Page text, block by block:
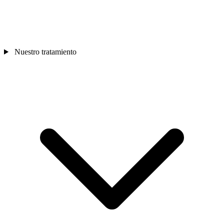
Nuestro tratamiento